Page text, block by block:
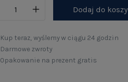
Dodaj do
Kup teraz, wyślemy w ciągu 24 godzin
Darmowe zwroty
Opakowanie na prezent gratis